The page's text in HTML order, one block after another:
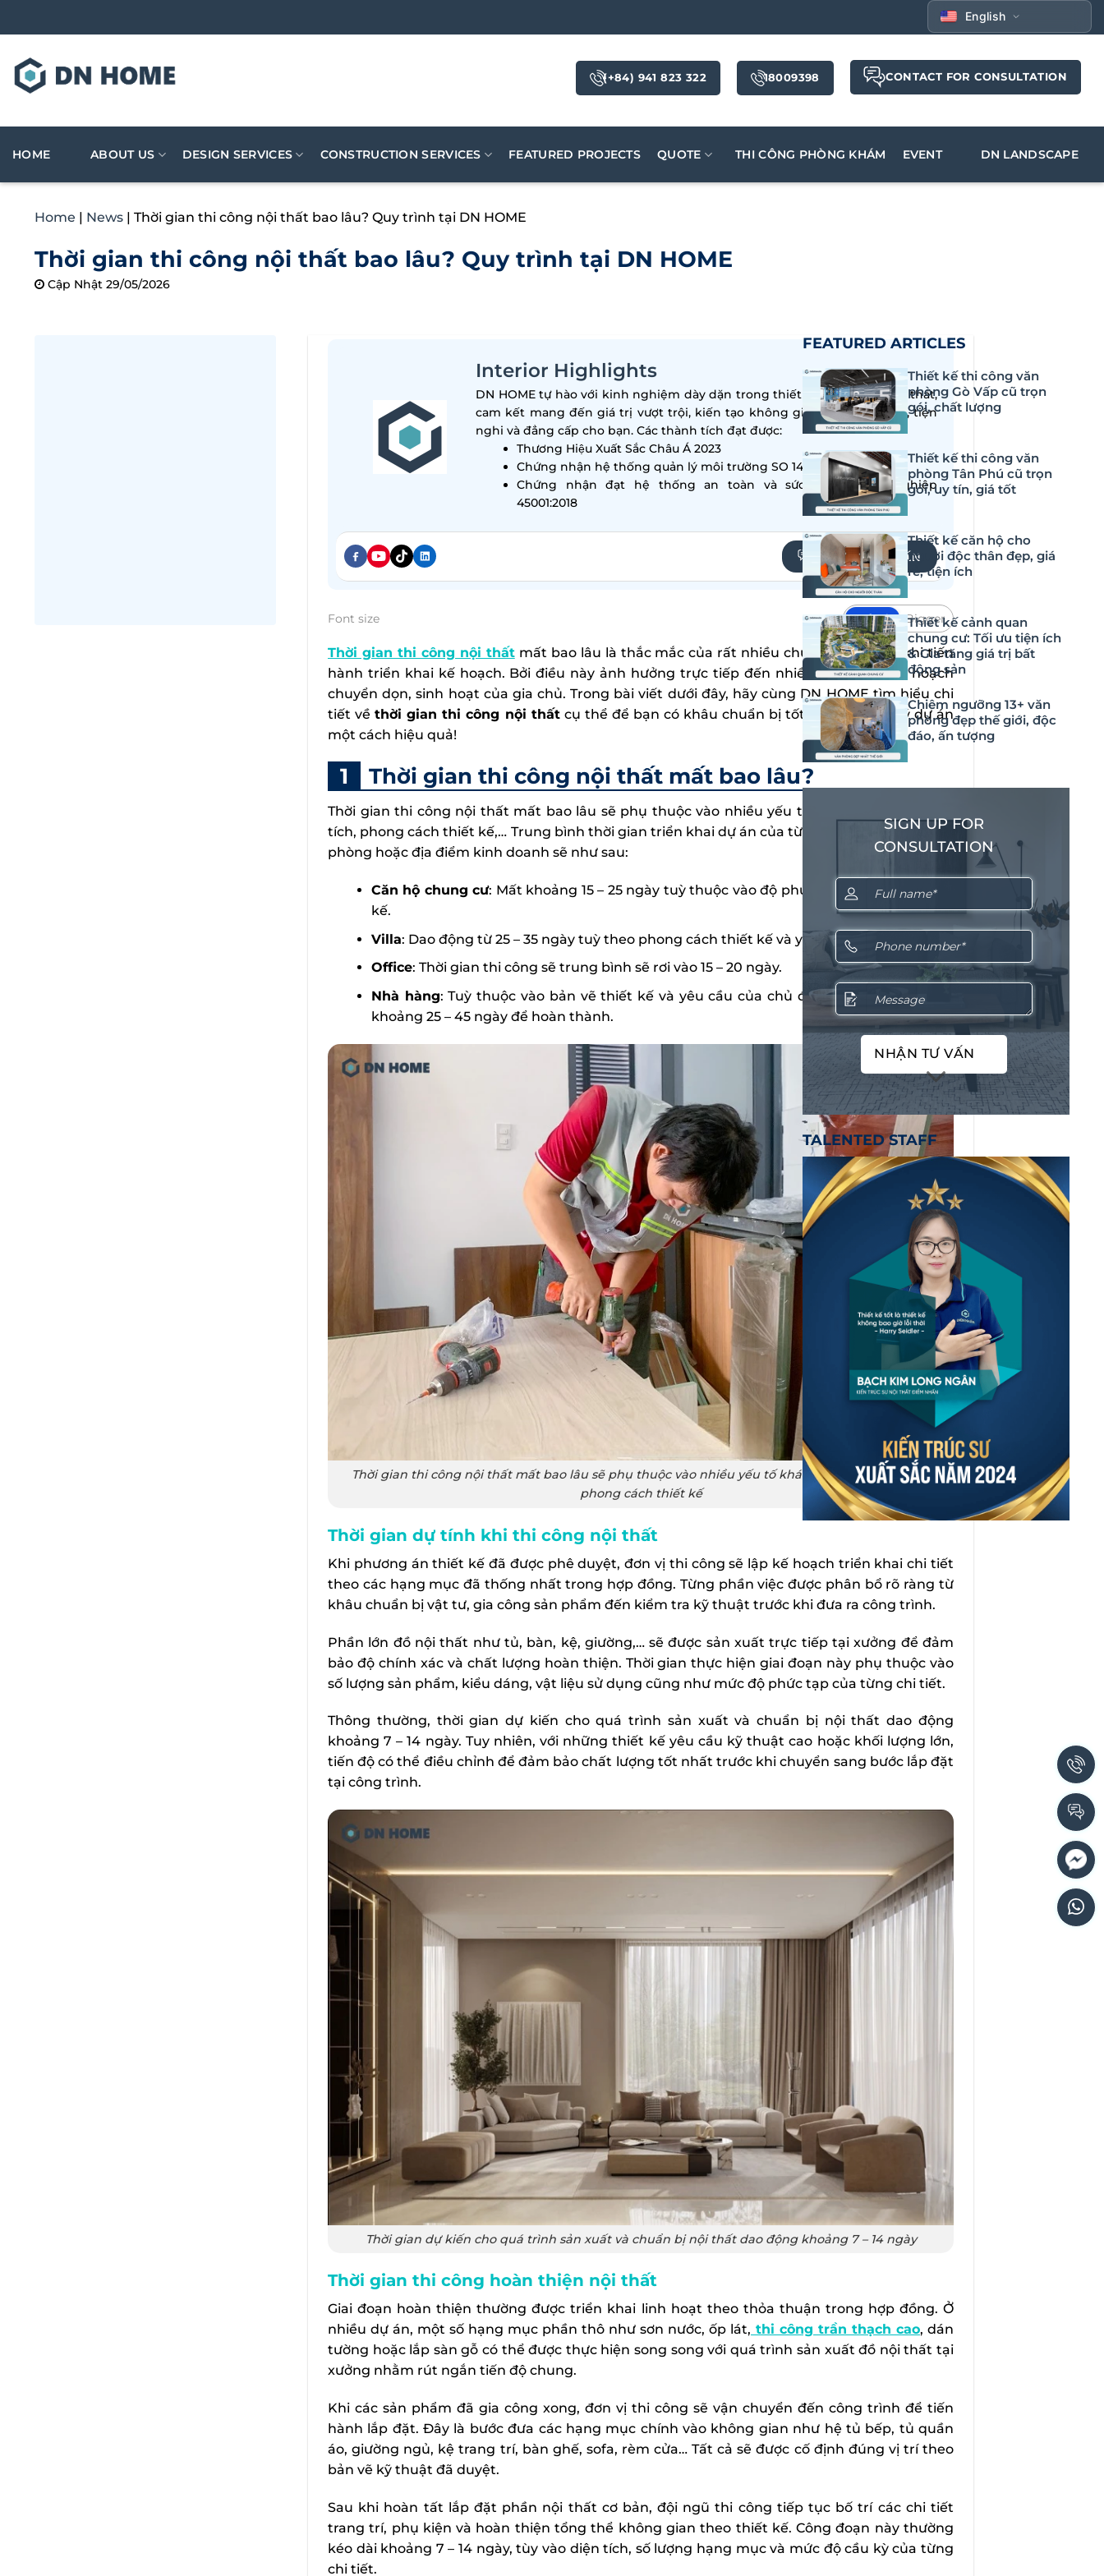
to
English
(+84) 941 823 322 18009398 CONTACT FOR CONSULTATION
HOME ABOUT US DESIGN SERVICES CONSTRUCTION SERVICES FEATURED PROJECTS QUOTE THI CÔNG PHÒNG KHÁM EVENT DN LANDSCAPE
Home | News | Thời gian thi công nội thất bao lâu? Quy trình tại DN HOME
Thời gian thi công nội thất bao lâu? Quy trình tại DN HOME
Cập Nhật 29/05/2026
Interior Highlights
DN HOME tự hào với kinh nghiệm dày dặn trong thiết kế – thi công nội thất,
cam kết mang đến giá trị vượt trội, kiến tạo không gian sống hiện đại, tiện
nghi và đẳng cấp cho bạn. Các thành tích đạt được:
Thương Hiệu Xuất Sắc Châu Á 2023
Chứng nhận hệ thống quản lý môi trường SO 14001:2015
Chứng nhận đạt hệ thống an toàn và sức khỏe nghề nghiệp
45001:2018
YÊU CẦU TƯ VẤN
Font size Default Bigger
Thời gian thi công nội thấtmất bao lâu là thắc mắc của rất nhiều chủ đầu tư trước khi tiến
hành triển khai kế hoạch. Bởi điều này ảnh hưởng trực tiếp đến nhiều vấn đề về kế hoạch
chuyển dọn, sinh hoạt của gia chủ. Trong bài viết dưới đây, hãy cùng DN HOME tìm hiểu chi
tiết vềthời gian thi công nội thấtcụ thể để bạn có khâu chuẩn bị tốt hơn và quản lý dự án
một cách hiệu quả!
Thời gian thi công nội thất mất bao lâu?
Thời gian thi công nội thất mất bao lâu sẽ phụ thuộc vào nhiều yếu tố khác nhau như diện
tích, phong cách thiết kế,… Trung bình thời gian triển khai dự án của từng loại hình nhà ở, văn
phòng hoặc địa điểm kinh doanh sẽ như sau:
Căn hộ chung cư: Mất khoảng 15 – 25 ngày tuỳ thuộc vào độ phức tạp và yêu cầu thiết
kế.
Villa: Dao động từ 25 – 35 ngày tuỳ theo phong cách thiết kế và yêu cầu của gia chủ.
Office: Thời gian thi công sẽ trung bình sẽ rơi vào 15 – 20 ngày.
Nhà hàng: Tuỳ thuộc vào bản vẽ thiết kế và yêu cầu của chủ đầu tư, thường sẽ mất
khoảng 25 – 45 ngày để hoàn thành.
Thời gian thi công nội thất mất bao lâu sẽ phụ thuộc vào nhiều yếu tố khác nhau như diện tích,
phong cách thiết kế
Thời gian dự tính khi thi công nội thất
Khi phương án thiết kế đã được phê duyệt, đơn vị thi công sẽ lập kế hoạch triển khai chi tiết
theo các hạng mục đã thống nhất trong hợp đồng. Từng phần việc được phân bổ rõ ràng từ
khâu chuẩn bị vật tư, gia công sản phẩm đến kiểm tra kỹ thuật trước khi đưa ra công trình.
Phần lớn đồ nội thất như tủ, bàn, kệ, giường,… sẽ được sản xuất trực tiếp tại xưởng để đảm
bảo độ chính xác và chất lượng hoàn thiện. Thời gian thực hiện giai đoạn này phụ thuộc vào
số lượng sản phẩm, kiểu dáng, vật liệu sử dụng cũng như mức độ phức tạp của từng chi tiết.
Thông thường, thời gian dự kiến cho quá trình sản xuất và chuẩn bị nội thất dao động
khoảng 7 – 14 ngày. Tuy nhiên, với những thiết kế yêu cầu kỹ thuật cao hoặc khối lượng lớn,
tiến độ có thể điều chỉnh để đảm bảo chất lượng tốt nhất trước khi chuyển sang bước lắp đặt
tại công trình.
Thời gian dự kiến cho quá trình sản xuất và chuẩn bị nội thất dao động khoảng 7 – 14 ngày
Thời gian thi công hoàn thiện nội thất
Giai đoạn hoàn thiện thường được triển khai linh hoạt theo thỏa thuận trong hợp đồng. Ở
nhiều dự án, một số hạng mục phần thô như sơn nước, ốp lát, thi công trần thạch cao, dán
tường hoặc lắp sàn gỗ có thể được thực hiện song song với quá trình sản xuất đồ nội thất tại
xưởng nhằm rút ngắn tiến độ chung.
Khi các sản phẩm đã gia công xong, đơn vị thi công sẽ vận chuyển đến công trình để tiến
hành lắp đặt. Đây là bước đưa các hạng mục chính vào không gian như hệ tủ bếp, tủ quần
áo, giường ngủ, kệ trang trí, bàn ghế, sofa, rèm cửa… Tất cả sẽ được cố định đúng vị trí theo
bản vẽ kỹ thuật đã duyệt.
Sau khi hoàn tất lắp đặt phần nội thất cơ bản, đội ngũ thi công tiếp tục bố trí các chi tiết
trang trí, phụ kiện và hoàn thiện tổng thể không gian theo thiết kế. Công đoạn này thường
kéo dài khoảng 7 – 14 ngày, tùy vào diện tích, số lượng hạng mục và mức độ cầu kỳ của từng
chi tiết.
FEATURED ARTICLES
Thiết kế thi công văn
phòng Gò Vấp cũ trọn
gói, chất lượng
Thiết kế thi công văn
phòng Tân Phú cũ trọn
gói, uy tín, giá tốt
Thiết kế căn hộ cho
người độc thân đẹp, giá
rẻ, tiện ích
Thiết kế cảnh quan
chung cư: Tối ưu tiện ích
& Gia tăng giá trị bất
động sản
Chiêm ngưỡng 13+ văn
phòng đẹp thế giới, độc
đáo, ấn tượng
SIGN UP FOR
CONSULTATION
NHẬN TƯ VẤN
TALENTED STAFF